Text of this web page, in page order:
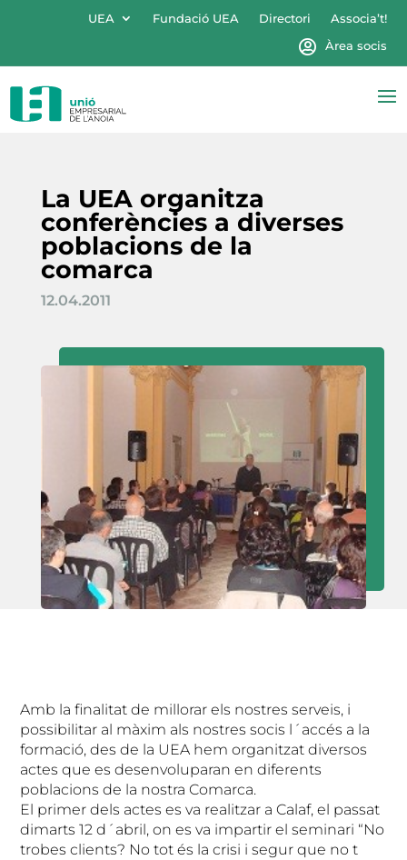
UEA Fundació UEA Directori
Associa’t!
Àrea socis
La UEA organitza
conferències a diverses
poblacions de la
comarca
12.04.2011
Amb la finalitat de millorar els nostres serveis, i
possibilitar al màxim als nostres socis l´accés a la
formació, des de la UEA hem organitzat diversos
actes que es desenvoluparan en diferents
poblacions de la nostra Comarca.
El primer dels actes es va realitzar a Calaf, el passat
dimarts 12 d´abril, on es va impartir el seminari “No
trobes clients? No tot és la crisi i segur que no t